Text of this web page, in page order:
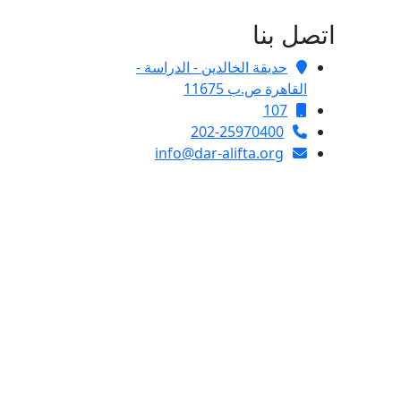
اتصل بنا
حديقة الخالدين - الدراسة -
القاهرة ص.ب 11675
107
202-25970400
info@dar-alifta.org